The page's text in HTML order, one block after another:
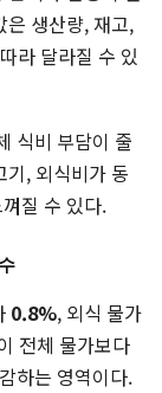
은 생산량, 재고,
라 달라질 수 있
식비 부담이 줄
기, 외식비가 동
질 수 있다.
0.8%, 외식 물가
전체 물가보다
하는 영역이다.